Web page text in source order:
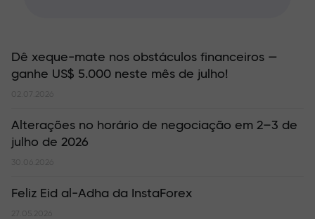
Dê xeque-mate nos obstáculos financeiros —
ganhe US$ 5.000 neste mês de julho!
02.07.2026
Alterações no horário de negociação em 2–3 de
julho de 2026
30.06.2026
Feliz Eid al-Adha da InstaForex
27.05.2026